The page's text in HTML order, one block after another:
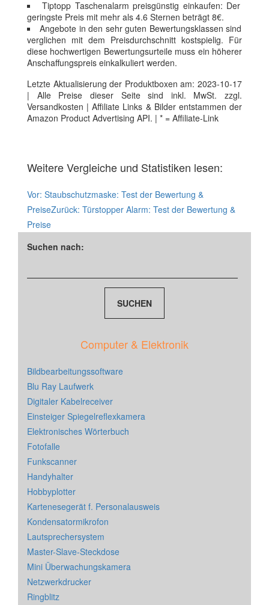
Tiptopp Taschenalarm preisgünstig einkaufen: Der
geringste Preis mit mehr als 4.6 Sternen beträgt 8€.
Angebote in den sehr guten Bewertungsklassen sind
verglichen mit dem Preisdurchschnitt kostspielig. Für
diese hochwertigen Bewertungsurteile muss ein höherer
Anschaffungspreis einkalkuliert werden.
Letzte Aktualisierung der Produktboxen am: 2023-10-17
| Alle Preise dieser Seite sind inkl. MwSt. zzgl.
Versandkosten | Affiliate Links & Bilder entstammen der
Amazon Product Advertising API. | * = Affiliate-Link
Weitere Vergleiche und Statistiken lesen:
Vor: Staubschutzmaske: Test der Bewertung &
PreiseZurück: Türstopper Alarm: Test der Bewertung &
Preise
Suchen nach:
Computer & Elektronik
Bildbearbeitungssoftware
Blu Ray Laufwerk
Digitaler Kabelreceiver
Einsteiger Spiegelreflexkamera
Elektronisches Wörterbuch
Fotofalle
Funkscanner
Handyhalter
Hobbyplotter
Kartenesegerät f. Personalausweis
Kondensatormikrofon
Lautsprechersystem
Master-Slave-Steckdose
Mini Überwachungskamera
Netzwerkdrucker
Ringblitz